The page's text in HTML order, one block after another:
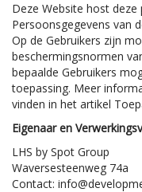
Deze Website host
Persoonsgegevens van
Op de Gebruikers zijn
beschermingsnormen
bepaalde Gebruikers
toepassing. Meer
vinden in het artikel
Eigenaar en
LHS by Spot Group
Waversesteenweg 74a
Contact: